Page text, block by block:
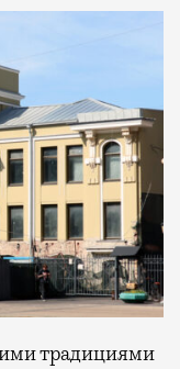
традициями